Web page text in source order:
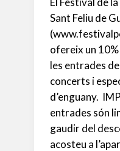
Sant Feliu de
ofereix un
les entrades
concerts i
d’enguany.
entrades són
gaudir del
acosteu a